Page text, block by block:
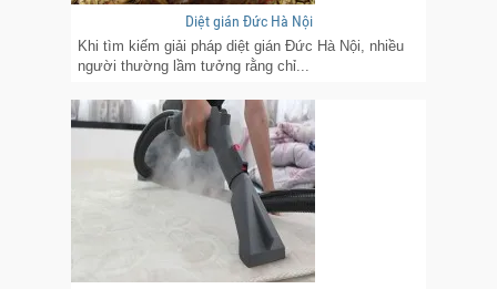
Diệt gián Đức Hà Nội
Khi tìm kiếm giải pháp diệt gián Đức Hà Nội, nhiều
người thường lầm tưởng rằng chỉ...